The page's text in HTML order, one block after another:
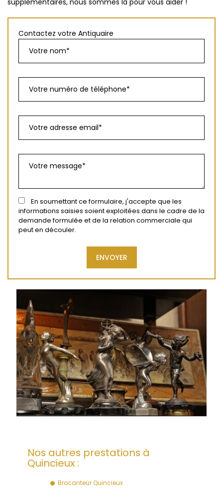
supplémentaires, nous sommes là pour vous aider !
Contactez votre Antiquaire
En soumettant ce formulaire, j'accepte que les
informations saisies soient exploitées dans le cadre de la
demande formulée et de la relation commerciale qui
peut en découler.
Nos autres prestations à
Quincieux :
Brocanteur Quincieux